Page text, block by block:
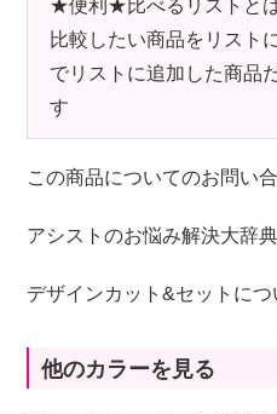
★便利★比べるリストと
比較したい商品をリスト
でリストに追加した商品
す
この商品についてのお問い
アシストのお悩み解決大辞典
デザインカット&セットにつ
他のカラーを見る